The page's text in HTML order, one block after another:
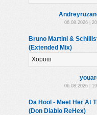
06.08.2026 |
Bruno Martini &
(Extended Mix)
Хорош
06.08.2026 |
Da Hool - Meet Her At
(Don Diablo ReHex)